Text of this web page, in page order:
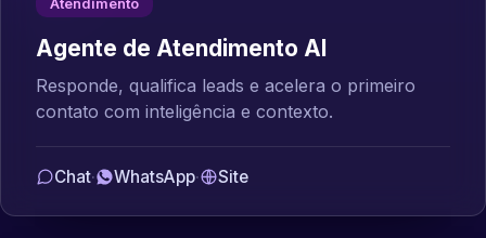
Atendimento
Agente de Atendimento AI
Responde, qualifica leads e acelera o primeiro
contato com inteligência e contexto.
Chat· WhatsApp· Site